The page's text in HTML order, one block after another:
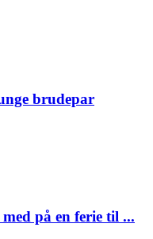
brudepar
på en ferie til ...